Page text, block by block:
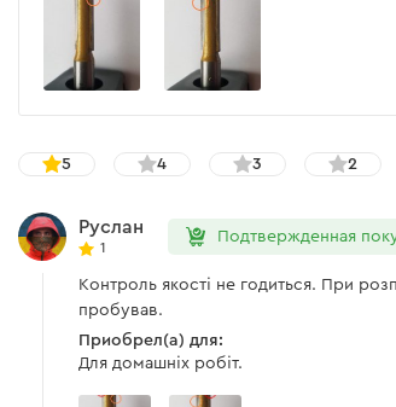
5 4 3 2
Руслан
1
Подтвержденная
Контроль якості не годиться. При
пробував.
Приобрел(а) для:
Для домашніх робіт.